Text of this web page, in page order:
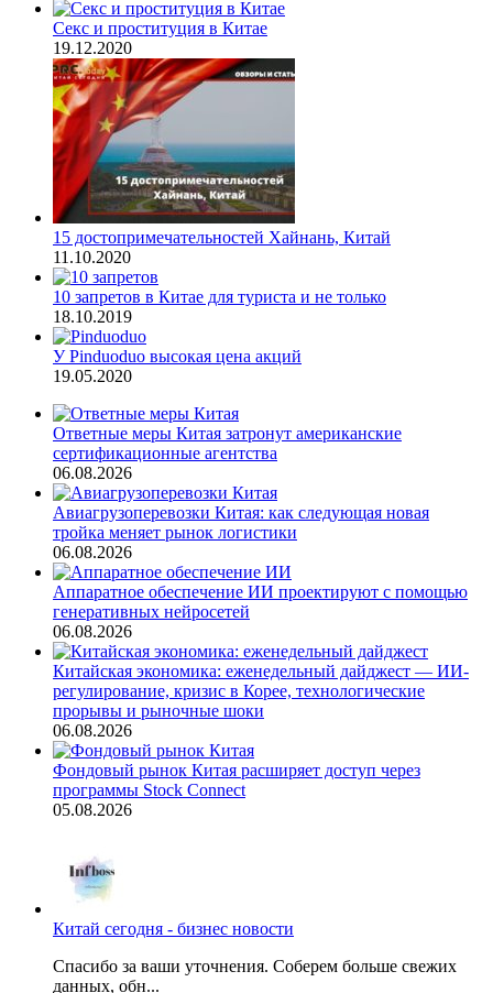
Секс и проституция в Китае
19.12.2020
15 достопримечательностей Хайнань, Китай
11.10.2020
10 запретов в Китае для туриста и не только
18.10.2019
У Pinduoduo высокая цена акций
19.05.2020
Ответные меры Китая затронут американские
сертификационные агентства
06.08.2026
Авиагрузоперевозки Китая: как следующая новая
тройка меняет рынок логистики
06.08.2026
Аппаратное обеспечение ИИ проектируют с помощью
генеративных нейросетей
06.08.2026
Китайская экономика: еженедельный дайджест — ИИ-
регулирование, кризис в Корее, технологические
прорывы и рыночные шоки
06.08.2026
Фондовый рынок Китая расширяет доступ через
программы Stock Connect
05.08.2026
Китай сегодня - бизнес новости
Спасибо за ваши уточнения. Соберем больше свежих
данных, обн...